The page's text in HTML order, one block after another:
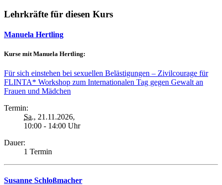
Lehrkräfte für diesen Kurs
Manuela Hertling
Kurse mit Manuela Hertling:
Für sich einstehen bei sexuellen Belästigungen – Zivilcourage für
FLINTA* Workshop zum Internationalen Tag gegen Gewalt an
Frauen und Mädchen
Termin:
Sa., 21.11.2026,
10:00 - 14:00 Uhr
Dauer:
1 Termin
Susanne Schloßmacher